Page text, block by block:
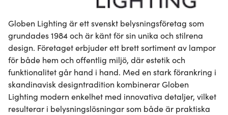
Globen Lighting är ett svenskt belysningsföretag som
grundades 1984 och är känt för sin unika och stilrena
design. Företaget erbjuder ett brett sortiment av lampor
för både hem och offentlig miljö, där estetik och
funktionalitet går hand i hand. Med en stark förankring i
skandinavisk designtradition kombinerar Globen
Lighting modern enkelhet med innovativa detaljer, vilket
resulterar i belysningslösningar som både är praktiska